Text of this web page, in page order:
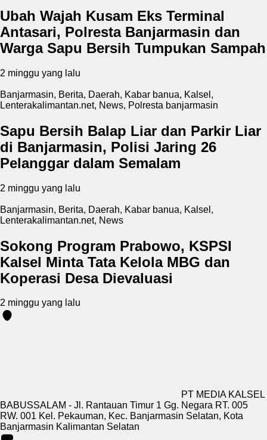
Ubah Wajah Kusam Eks Terminal
Antasari, Polresta Banjarmasin dan
Warga Sapu Bersih Tumpukan Sampah
2 minggu yang lalu
Banjarmasin, Berita, Daerah, Kabar banua, Kalsel ,
Lenterakalimantan.net, News, Polresta banjarmasin
Sapu Bersih Balap Liar dan Parkir Liar
di Banjarmasin, Polisi Jaring 26
Pelanggar dalam Semalam
2 minggu yang lalu
Banjarmasin, Berita, Daerah, Kabar banua, Kalsel ,
Lenterakalimantan.net, News
Sokong Program Prabowo, KSPSI
Kalsel Minta Tata Kelola MBG dan
Koperasi Desa Dievaluasi
2 minggu yang lalu
PT MEDIA KALSEL
BABUSSALAM - Jl. Rantauan Timur 1 Gg. Negara RT. 005
RW. 001 Kel. Pekauman, Kec. Banjarmasin Selatan, Kota
Banjarmasin Kalimantan Selatan